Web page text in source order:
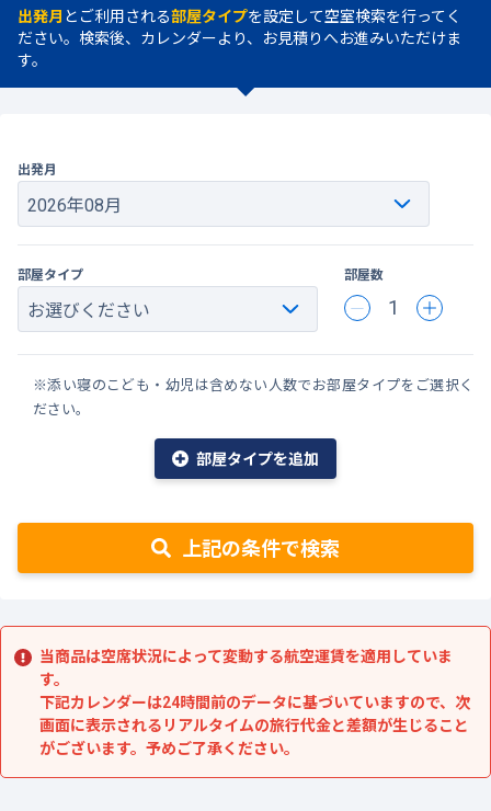
出発月 とご利用される部屋タイプを設定して空室検索を行ってく
ださい。検索後、カレンダーより、お見積りへお進みいただけま
す。
出発月
部屋タイプ 部屋数
1
※添い寝のこども・幼児は含めない人数でお部屋タイプをご選択く
ださい。
部屋タイプを追加
上記の条件で検索
当商品は空席状況によって変動する航空運賃を適用していま
す。
下記カレンダーは24時間前のデータに基づいていますので、次
画面に表示されるリアルタイムの旅行代金と差額が生じること
がございます。予めご了承ください。